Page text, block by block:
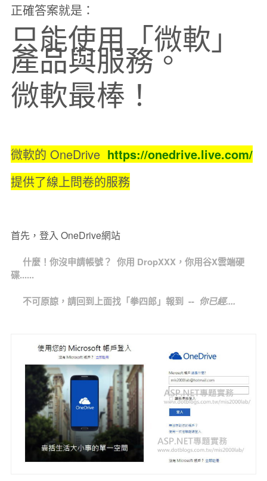
正確答案就是：
只能使用「微軟」
產品與服務。
微軟最棒！
微軟的 OneDrive https://onedrive.live.com/
提供了線上問卷的服務
首先，登入 OneDrive網站
什麼！你沒申請帳號？ 你用 DropXXX，你用谷X雲端硬
碟......
不可原諒，請回到上面找「拳四郎」報到 -- 你已經....